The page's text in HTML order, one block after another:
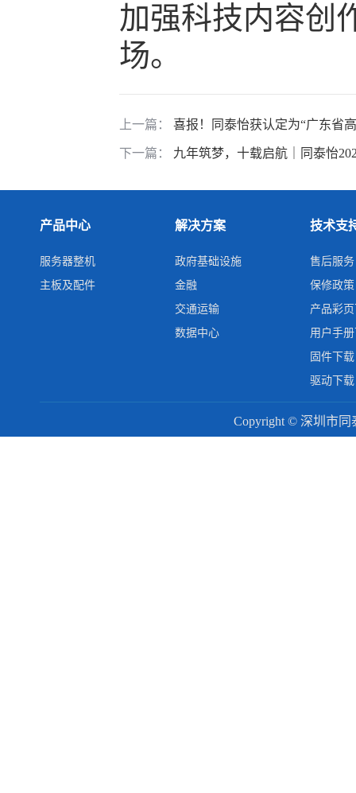
加强科技内容创
场。
上一篇： 喜报！同泰怡获认定为“广东省
下一篇： 九年筑梦，十载启航｜同泰怡
产品中心
服务器整机
主板及配件
解决方案
政府基础设施
金融
交通运输
数据中心
技术支
售后服务
保修政策
产品彩
用户手
固件下载
驱动下载
Copyright © 深圳市同